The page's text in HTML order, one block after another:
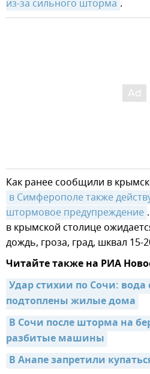
из-за сильного шторма .
Как ранее сообщили в
в Симферополе также
штормовое предупреждение
в крымской столице
дождь, гроза, град, шквал 15-
Читайте также на РИА
Удар стихии по Сочи: вода
подтоплены жилые дома
В Сочи после шторма на
разбитые машины
В Анапе запретили